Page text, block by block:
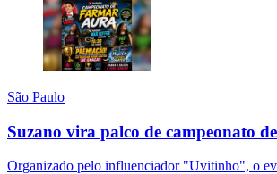
São Paulo
Suzano vira palco de campeonato
Organizado pelo influenciador "Uvitinho", o